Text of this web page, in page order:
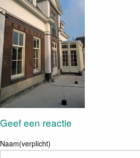
Geef een reactie
Naam(verplicht)